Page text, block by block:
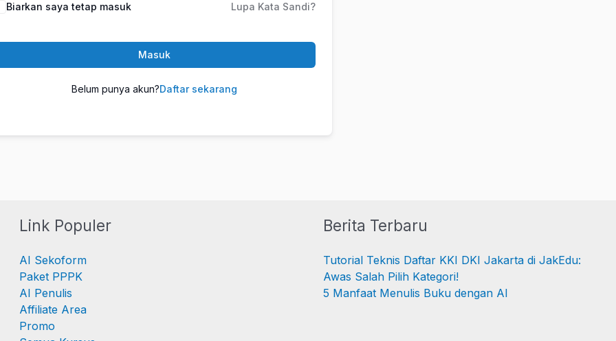
Biarkan saya tetap masuk Lupa Kata Sandi?
Masuk
Belum punya akun?Daftar sekarang
Link Populer
AI Sekoform
Paket PPPK
AI Penulis
Affiliate Area
Promo
Berita Terbaru
Tutorial Teknis Daftar KKI DKI Jakarta di JakEdu:
Awas Salah Pilih Kategori!
5 Manfaat Menulis Buku dengan AI